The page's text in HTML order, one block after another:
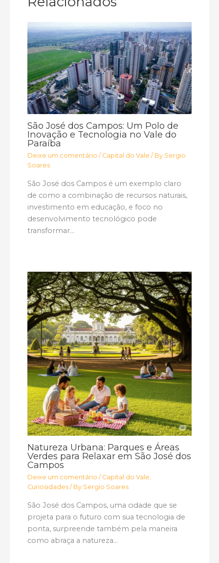
São José dos Campos: Um Polo de
Inovação e Tecnologia no Vale do
Paraíba
Deixe um comentário / Capital do Vale / By Sergio
Soares
São José dos Campos é um exemplo claro
de como a combinação de recursos naturais,
investimento em educação, e foco no
desenvolvimento tecnológico pode
transformar…
Natureza Urbana: Parques e Áreas
Verdes para Relaxar em São José dos
Campos
Deixe um comentário / Capital do Vale,
Curiosidades / By Sergio Soares
São José dos Campos, uma cidade que se
projeta para o futuro com sua tecnologia de
ponta, surpreende também pela maneira
como abraça a natureza…